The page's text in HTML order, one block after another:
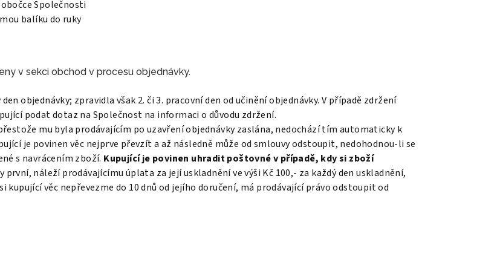
Společnosti
balíku do ruky
v sekci obchod v procesu objednávky.
objednávky; zpravidla však 2. či 3. pracovní den od učinění objednávky. V případě zdržení
podat dotaz na Společnost na informaci o důvodu zdržení.
mu byla prodávajícím po uzavření objednávky zaslána, nedochází tím automaticky k
je povinen věc nejprve převzít a až následně může od smlouvy odstoupit, nedohodnou-li se
s navrácením zboží. Kupující je povinen uhradit poštovné v případě, kdy si zboží
náleží prodávajícímu úplata za její uskladnění ve výši Kč 100,- za každý den uskladnění,
kupující věc nepřevezme do 10 dnů od jejího doručení, má prodávající právo odstoupit od